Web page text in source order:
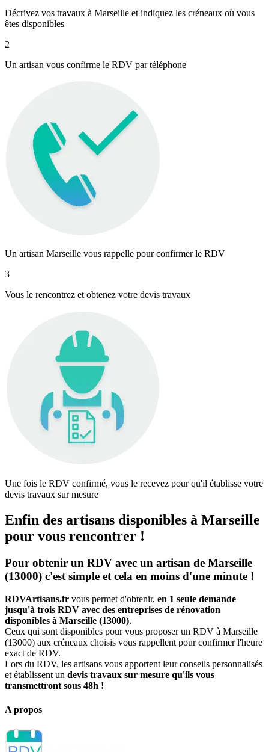
Décrivez vos travaux à Marseille et indiquez les créneaux où vous
êtes disponibles
2
Un artisan vous confirme le RDV par téléphone
Un artisan Marseille vous rappelle pour confirmer le RDV
3
Vous le rencontrez et obtenez votre devis travaux
Une fois le RDV confirmé, vous le recevez pour qu'il établisse votre
devis travaux sur mesure
Enfin des artisans disponibles à Marseille
pour vous rencontrer !
Pour obtenir un RDV avec un artisan de Marseille
(13000) c'est simple et cela en moins d'une minute !
RDVArtisans.fr vous permet d'obtenir, en 1 seule demande
jusqu'à trois RDV avec des entreprises de rénovation
disponibles à Marseille (13000).
Ceux qui sont disponibles pour vous proposer un RDV à Marseille
(13000) aux créneaux choisis vous rappellent pour confirmer l'heure
exact de RDV.
Lors du RDV, les artisans vous apportent leur conseils personnalisés
et établissent un devis travaux sur mesure qu'ils vous
transmettront sous 48h !
A propos